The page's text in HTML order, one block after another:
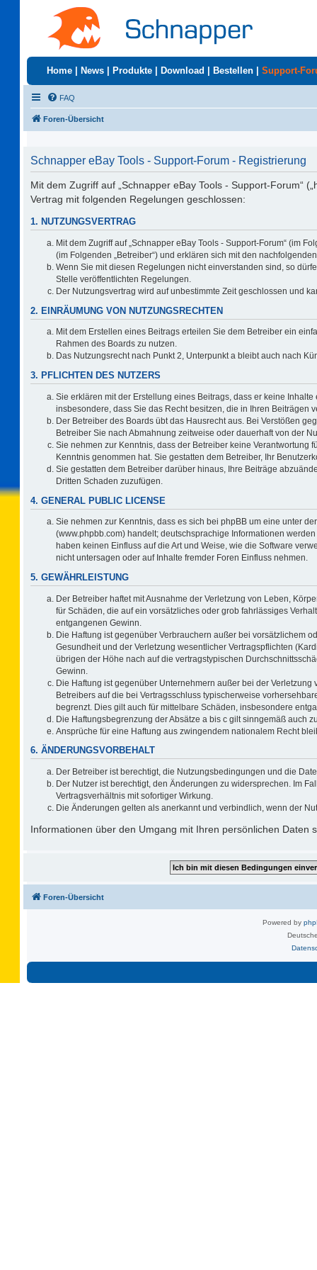
Home News Produkte Download Bestellen Support-
FAQ
Foren-Übersicht
Schnapper eBay Tools - Support-Forum - Registrierung
Mit dem Zugriff auf „Schnapper eBay Tools - Support-Forum“
Vertrag mit folgenden Regelungen geschlossen:
1. NUTZUNGSVERTRAG
Mit dem Zugriff auf „Schnapper eBay Tools - Support-Forum“ (im
(im Folgenden „Betreiber“) und erklären sich mit den
Wenn Sie mit diesen Regelungen nicht einverstanden sind, so
Stelle veröffentlichten Regelungen.
Der Nutzungsvertrag wird auf unbestimmte Zeit geschlossen und
2. EINRÄUMUNG VON NUTZUNGSRECHTEN
Mit dem Erstellen eines Beitrags erteilen Sie dem Betreiber ein
Rahmen des Boards zu nutzen.
Das Nutzungsrecht nach Punkt 2, Unterpunkt a bleibt auch nach
3. PFLICHTEN DES NUTZERS
Sie erklären mit der Erstellung eines Beitrags, dass er keine
insbesondere, dass Sie das Recht besitzen, die in Ihren Beiträgen
Der Betreiber des Boards übt das Hausrecht aus. Bei Verstößen
Betreiber Sie nach Abmahnung zeitweise oder dauerhaft von der
Sie nehmen zur Kenntnis, dass der Betreiber keine Verantwortung
Kenntnis genommen hat. Sie gestatten dem Betreiber, Ihr
Sie gestatten dem Betreiber darüber hinaus, Ihre Beiträge
Dritten Schaden zuzufügen.
4. GENERAL PUBLIC LICENSE
Sie nehmen zur Kenntnis, dass es sich bei phpBB um eine unter der
(www.phpbb.com) handelt; deutschsprachige Informationen
haben keinen Einfluss auf die Art und Weise, wie die Software
nicht untersagen oder auf Inhalte fremder Foren Einfluss nehmen.
5. GEWÄHRLEISTUNG
Der Betreiber haftet mit Ausnahme der Verletzung von Leben,
für Schäden, die auf ein vorsätzliches oder grob fahrlässiges
entgangenen Gewinn.
Die Haftung ist gegenüber Verbrauchern außer bei vorsätzlichem
Gesundheit und der Verletzung wesentlicher Vertragspflichten
übrigen der Höhe nach auf die vertragstypischen
Gewinn.
Die Haftung ist gegenüber Unternehmern außer bei der
Betreibers auf die bei Vertragsschluss typischerweise
begrenzt. Dies gilt auch für mittelbare Schäden, insbesondere
Die Haftungsbegrenzung der Absätze a bis c gilt sinngemäß auch
Ansprüche für eine Haftung aus zwingendem nationalem Recht
6. ÄNDERUNGSVORBEHALT
Der Betreiber ist berechtigt, die Nutzungsbedingungen und die
Der Nutzer ist berechtigt, den Änderungen zu widersprechen. Im
Vertragsverhältnis mit sofortiger Wirkung.
Die Änderungen gelten als anerkannt und verbindlich, wenn der
Informationen über den Umgang mit Ihren persönlichen Daten
Foren-Übersicht
Powered by